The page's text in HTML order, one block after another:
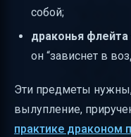
собой;
драконья флейта
он “зависнет в
Эти предметы
вылупление,
практике драконом